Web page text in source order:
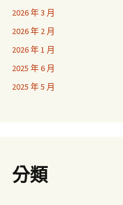
2026 年 3 月
2026 年 2 月
2026 年 1 月
2025 年 6 月
2025 年 5 月
分類